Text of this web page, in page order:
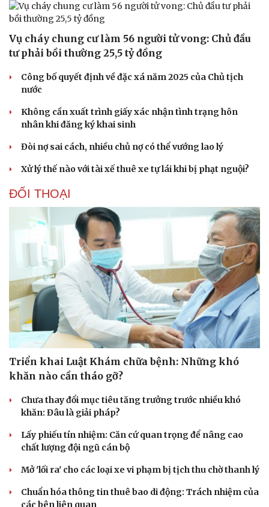
Sức khỏe
Dinh dưỡng - món ngon
Sản phụ khoa
Nhi khoa
Làm đẹp - giảm cân
Phòng mạch online
Ăn sạch sống khỏe
Đời sống
Nhà đẹp
Tình yêu - Gia đình
Văn hóa
Sân khấu - Điện ảnh
Âm nhạc
Di sản
Giải trí
Sao Việt
Vụ cháy chung cư làm 56 người tử vong: Chủ đầu
tư phải bồi thường 25,5 tỷ đồng
Công bố quyết định về đặc xá năm 2025 của Chủ tịch
nước
Không cần xuất trình giấy xác nhận tình trạng hôn
nhân khi đăng ký khai sinh
Đòi nợ sai cách, nhiều chủ nợ có thể vướng lao lý
Xử lý thế nào với tài xế thuê xe tự lái khi bị phạt nguội?
ĐỐI THOẠI
Triển khai Luật Khám chữa bệnh: Những khó
khăn nào cần tháo gỡ?
Chưa thay đổi mục tiêu tăng trưởng trước nhiều khó
khăn: Đâu là giải pháp?
Lấy phiếu tín nhiệm: Căn cứ quan trọng để nâng cao
chất lượng đội ngũ cán bộ
Mở 'lối ra' cho các loại xe vi phạm bị tịch thu chờ thanh lý
Chuẩn hóa thông tin thuê bao di động: Trách nhiệm của